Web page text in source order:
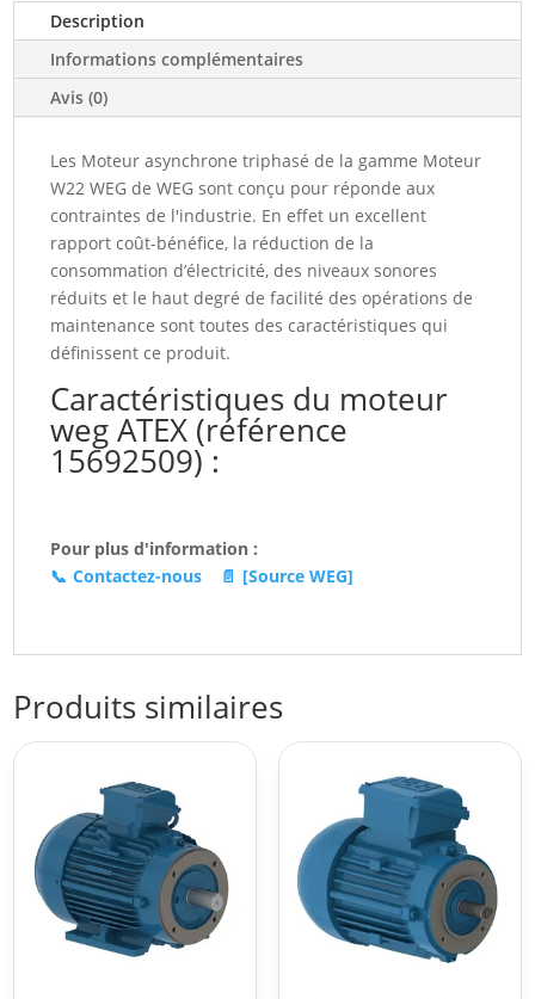
T4
n.c.
n.c.kw
n.c.tr/min
IE3
n.c.
W22Xdb
(15692509)
Description
Informations complémentaires
Avis (0)
Les Moteur asynchrone triphasé de la gamme Moteur
W22 WEG de WEG sont conçu pour réponde aux
contraintes de l'industrie. En effet un excellent
rapport coût-bénéfice, la réduction de la
consommation d’électricité, des niveaux sonores
réduits et le haut degré de facilité des opérations de
maintenance sont toutes des caractéristiques qui
définissent ce produit.
Caractéristiques du moteur
weg ATEX (référence
15692509) :
Pour plus d'information :
📞 Contactez-nous 📄 [Source WEG]
Produits similaires